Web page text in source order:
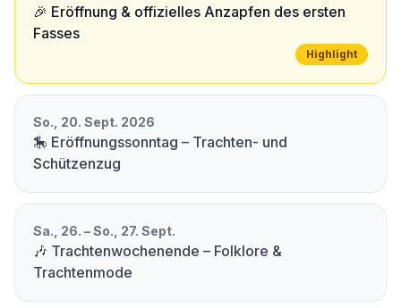
🎉 Eröffnung & offizielles Anzapfen des ersten
Fasses
Highlight
So., 20. Sept. 2026
🎠 Eröffnungssonntag – Trachten- und
Schützenzug
Sa., 26. – So., 27. Sept.
🎶 Trachtenwochenende – Folklore &
Trachtenmode